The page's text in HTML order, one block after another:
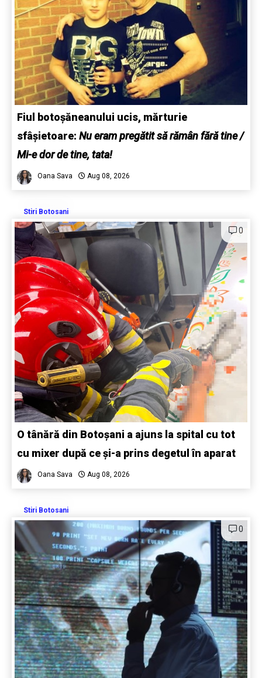
Fiul botoșăneanului ucis, mărturie
sfâșietoare: Nu eram pregătit să rămân fără tine /
Mi-e dor de tine, tata!
Oana Sava Aug 08, 2026
Stiri Botosani
0
O tânără din Botoșani a ajuns la spital cu tot
cu mixer după ce și-a prins degetul în aparat
Oana Sava Aug 08, 2026
Stiri Botosani
0